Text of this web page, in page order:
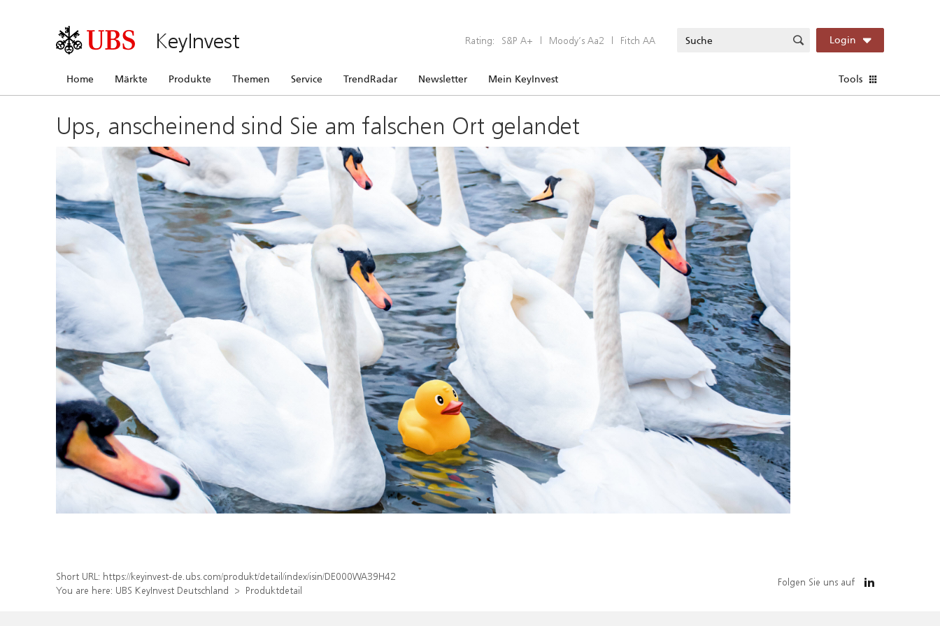
KeyInvest Rating: S&P A+ | Moody’s Aa2 | Fitch AA Login
Home Märkte Produkte Themen Service TrendRadar Newsletter Mein KeyInvest Tools
Ups, anscheinend sind Sie am falschen Ort gelandet
Short URL: https://keyinvest-de.ubs.com/produkt/detail/index/isin/DE000WA39H42
You are here: UBS KeyInvest Deutschland Produktdetail
Folgen Sie uns auf